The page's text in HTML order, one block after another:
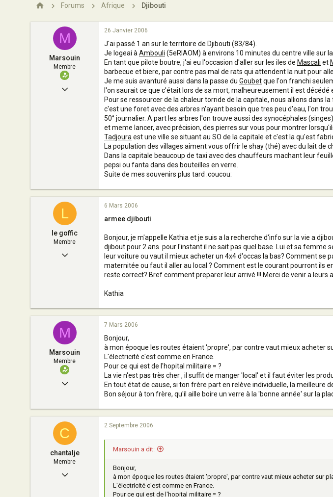
n Forums Afrique Djibouti
M
Marsouin
Membre
25 Janvier 2006
26 Janvier 2006
J'ai passé 1 an sur le territoire de Djibouti (83/84).
Je logeai à Ambouli (5eRIAOM) à environs 10 minutes du centre ville sur
En tant que pilote boutre, j'ai eu l'occasion d'aller sur les iles de Mascali et
barbecue et biere, par contre pas mal de rats qui attendent la nuit pour
Je me suis avanturé aussi dans la passe du Goubetque l'on franchi
l'on saurait ce que c'était lors de sa mort, malheureusement il est décédé
Pour se ressourcer de la chaleur torride de la capitale, nous allions dans
c'est une foret avec des arbres n'ayant besoin que tres peu d'eau, l'on
50° journalier. A part les arbres l'on trouve aussi des synocéphales
et meme lancer, avec précision, des pierres sur vous pour montrer
Tadjoura est une ville se situant au SO de la capitale et c'est la qu'est
La population des villages aiment vous offrir le shay (thé) avec du lait de
Dans la capitale beaucoup de taxi avec des chauffeurs machant leur
pepsi ou fanta dans des bouteilles en verre.
Suite de mes souvenirs plus tard :coucou:
L
le goffic
Membre
6 Mars 2006
6 Mars 2006
armee djibouti
Bonjour, je m'appelle Kathia et je suis a la recherche d'info sur la vie a
djibout pour 2 ans. pour l'instant il ne sait pas quel base. Lui et sa
leur voiture ou vaut il mieux acheter un 4x4 d'occas la bas? Comment se
maternitée ou faut il aller au local ? Comment est le courant pourront ils
reste correct? Bref comment preparer leur arrivé !!! Merci de venir a leurs
Kathia
M
Marsouin
Membre
25 Janvier 2006
0
mandelieu
7 Mars 2006
Bonjour,
à mon époque les routes étaient 'propre', par contre vaut mieux acheter
L'électricité c'est comme en France.
Pour ce qui est de l'hopital militaire = ?
La vie n'est pas très cher , il suffit de manger 'local' et il faut éviter les
En tout état de cause, si ton frère part en relève individuelle, la meilleure
Bon séjour à ton frère, qu'il aille boire un verre à la 'bonne année' sur la
C
chantalje
Membre
2 Septembre 2006
Marsouin a dit:
Bonjour,
à mon époque les routes étaient 'propre', par contre vaut mieux acheter sur
L'électricité c'est comme en France.
Pour ce qui est de l'hopital militaire = ?